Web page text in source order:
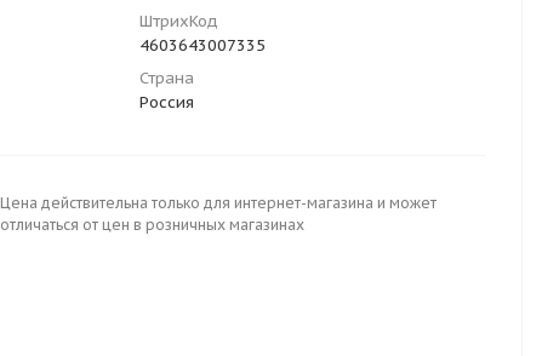
ШтрихКод
4603643007335
Страна
Россия
Цена действительна только для интернет-магазина и может
отличаться от цен в розничных магазинах